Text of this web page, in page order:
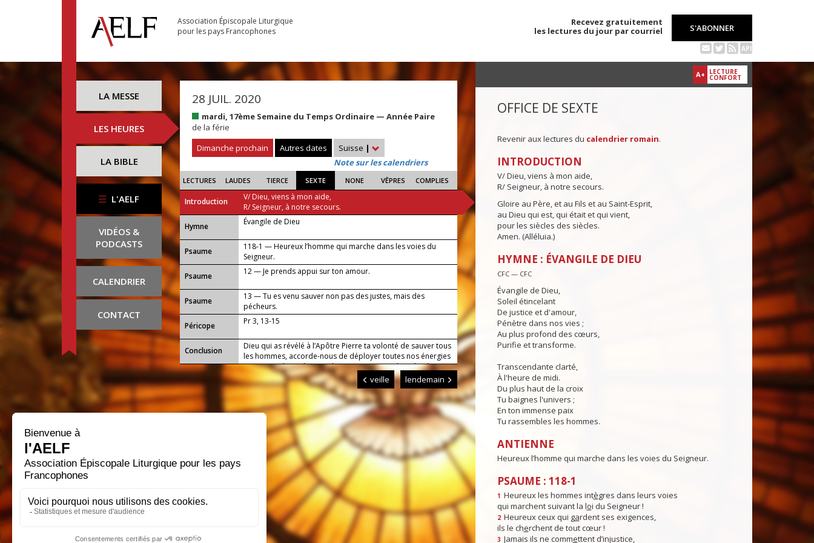
Association Épiscopale Liturgique
pour les pays Francophones
Recevez gratuitement
les lectures du jour par courriel
S'ABONNER
API
LA MESSE
LES HEURES
LA BIBLE
L'AELF
VIDÉOS &
PODCASTS
CALENDRIER
CONTACT
28 JUIL. 2020
mardi, 17ème Semaine du Temps Ordinaire — Année Paire
de la férie
Dimanche prochain
Autres dates Suisse |
Note sur les calendriers
LECTURES LAUDES TIERCE SEXTE NONE VÊPRES COMPLIES
Introduction
V/ Dieu, viens à mon aide,
R/ Seigneur, à notre secours.
...
Hymne Évangile de Dieu
Psaume
118-1 — Heureux l’homme qui marche dans les voies du
Seigneur.
Psaume
12 — Je prends appui sur ton amour.
Psaume
13 — Tu es venu sauver non pas des justes, mais des
pécheurs.
Péricope
Pr 3, 13-15
Conclusion
Dieu qui as révélé à l’Apôtre Pierre ta volonté de sauver tous
les hommes, accorde-nous de déployer toutes nos énergies
au service de ce dessein de ton amour. Par Jésus, le Christ,
notre Seigneur. Amen.
veille lendemain
A+ LECTURE
CONFORT
OFFICE DE SEXTE
Revenir aux lectures du calendrier romain.
INTRODUCTION
V/ Dieu, viens à mon aide,
R/ Seigneur, à notre secours.
Gloire au Père, et au Fils et au Saint-Esprit,
au Dieu qui est, qui était et qui vient,
pour les siècles des siècles.
Amen. (Alléluia.)
HYMNE : ÉVANGILE DE DIEU
CFC — CFC
Évangile de Dieu,
Soleil étincelant
De justice et d'amour,
Pénètre dans nos vies ;
Au plus profond des cœurs,
Purifie et transforme.
Transcendante clarté,
À l'heure de midi.
Du plus haut de la croix
Tu baignes l'univers ;
En ton immense paix
Tu rassembles les hommes.
ANTIENNE
Heureux l’homme qui marche dans les voies du Seigneur.
PSAUME : 118-1
1 Heureux les hommes intègres dans leurs voies
qui marchent suivant la loi du Seigneur !
2 Heureux ceux qui gardent ses exigences,
ils le cherchent de tout cœur !
3 Jamais ils ne commettent d’injustice,